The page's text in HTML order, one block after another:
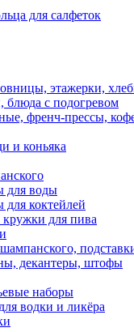
для салфеток
этажерки,
с подогревом
френч-прессы,
и коньяка
для воды
для коктейлей
для пива
декантеры, штофы
наборы
водки и ликёра